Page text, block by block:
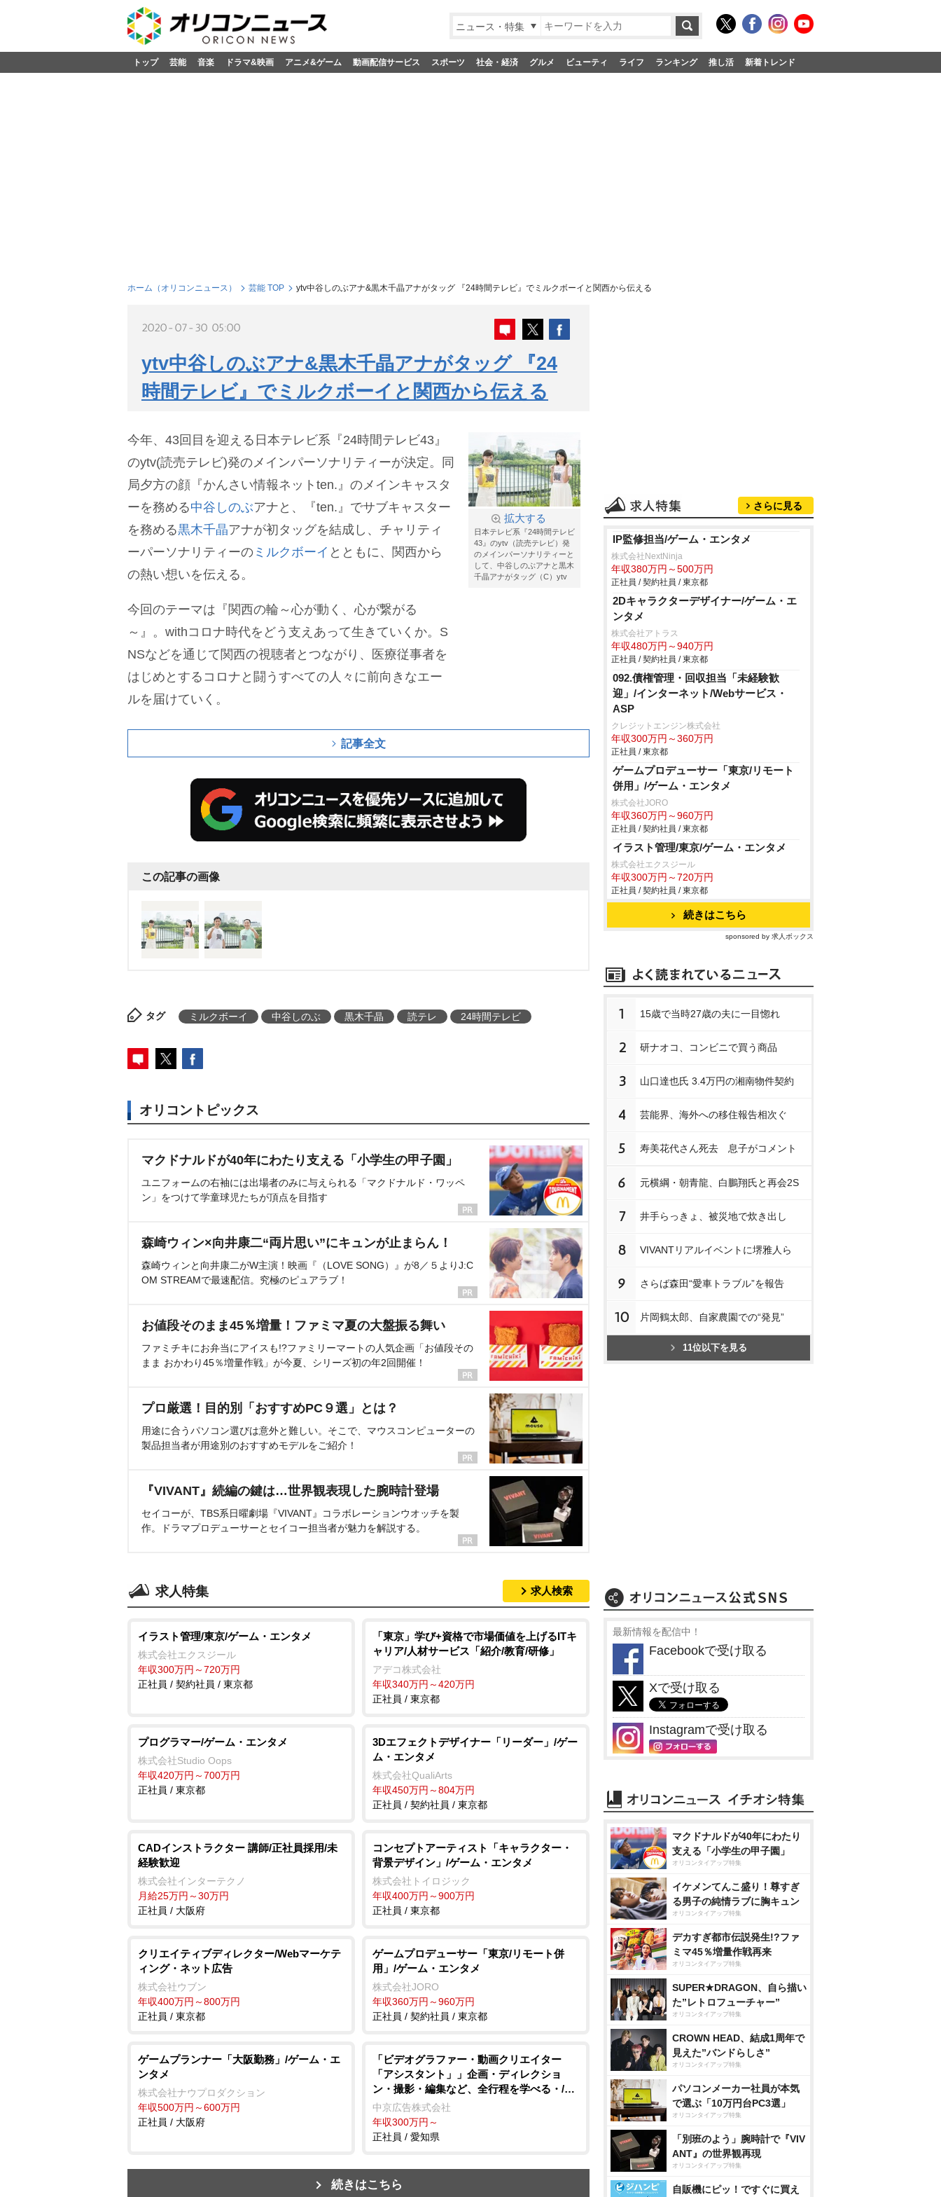
ニュース・特集
トップ 芸能 音楽 ドラマ&映画 アニメ&ゲーム 動画配信サービス スポーツ 社会・経済 グルメ ビューティ ライフ ランキング 推し活 新着トレンド
ホーム（オリコンニュース） 芸能 TOP ytv中谷しのぶアナ&黒木千晶アナがタッグ 『24時間テレビ』でミルクボーイと関西から伝える
2020-07-30 05:00
ytv中谷しのぶアナ&黒木千晶アナがタッグ 『24
時間テレビ』でミルクボーイと関西から伝える
拡大する
日本テレビ系『24時間テレビ
43』のytv（読売テレビ）発
のメインパーソナリティーと
して、中谷しのぶアナと黒木
千晶アナがタッグ（C）ytv
今年、43回目を迎える日本テレビ系『24時間テレビ43』
のytv(読売テレビ)発のメインパーソナリティーが決定。同
局夕方の顔『かんさい情報ネットten.』のメインキャスタ
ーを務める中谷しのぶアナと、『ten.』でサブキャスター
を務める黒木千晶アナが初タッグを結成し、チャリティ
ーパーソナリティーの ミルクボーイ とともに、関西から
の熱い想いを伝える。
今回のテーマは『関西の輪～心が動く、心が繋がる
～』。withコロナ時代をどう支えあって生きていくか。S
NSなどを通じて関西の視聴者とつながり、医療従事者を
はじめとするコロナと闘うすべての人々に前向きなエー
ルを届けていく。
記事全文
この記事の画像
タグ ミルクボーイ 中谷しのぶ 黒木千晶 読テレ 24時間テレビ
オリコントピックス
マクドナルドが40年にわたり支える「小学生の甲子園」
ユニフォームの右袖には出場者のみに与えられる「マクドナルド・ワッペ
ン」をつけて学童球児たちが頂点を目指す
森崎ウィン×向井康二“両片思い”にキュンが止まらん！
森崎ウィンと向井康二がW主演！映画『（LOVE SONG）』が8／５よりJ:C
OM STREAMで最速配信。究極のピュアラブ！
お値段そのまま45％増量！ファミマ夏の大盤振る舞い
ファミチキにお弁当にアイスも!?ファミリーマートの人気企画「お値段その
まま おかわり45％増量作戦」が今夏、シリーズ初の年2回開催！
プロ厳選！目的別「おすすめPC９選」とは？
用途に合うパソコン選びは意外と難しい。そこで、マウスコンピューターの
製品担当者が用途別のおすすめモデルをご紹介！
『VIVANT』続編の鍵は…世界観表現した腕時計登場
セイコーが、TBS系日曜劇場『VIVANT』コラボレーションウオッチを製
作。ドラマプロデューサーとセイコー担当者が魅力を解説する。
求人特集 求人検索
イラスト管理/東京/ゲーム・エンタメ
株式会社エクスジール
年収300万円～720万円
正社員 / 契約社員 / 東京都
「東京」学び+資格で市場価値を上げるITキ
ャリア/人材サービス「紹介/教育/研修」
アデコ株式会社
年収340万円～420万円
正社員 / 東京都
プログラマー/ゲーム・エンタメ
株式会社Studio Oops
年収420万円～700万円
正社員 / 東京都
3Dエフェクトデザイナー「リーダー」/ゲー
ム・エンタメ
株式会社QualiArts
年収450万円～804万円
正社員 / 契約社員 / 東京都
CADインストラクター 講師/正社員採用/未
経験歓迎
株式会社インターテクノ
月給25万円～30万円
正社員 / 大阪府
コンセプトアーティスト「キャラクター・
背景デザイン」/ゲーム・エンタメ
株式会社トイロジック
年収400万円～900万円
正社員 / 東京都
クリエイティブディレクター/Webマーケテ
ィング・ネット広告
株式会社ウブン
年収400万円～800万円
正社員 / 東京都
ゲームプロデューサー「東京/リモート併
用」/ゲーム・エンタメ
株式会社JORO
年収360万円～960万円
正社員 / 契約社員 / 東京都
ゲームプランナー「大阪勤務」/ゲーム・エ
ンタメ
株式会社ナウプロダクション
年収500万円～600万円
正社員 / 大阪府
「ビデオグラファー・動画クリエイター
「アシスタント」」企画・ディレクショ
ン・撮影・編集など、全行程を学べる・/広
告・デザイン・イベント
中京広告株式会社
年収300万円～
正社員 / 愛知県
続きはこちら
さらに見る
IP監修担当/ゲーム・エンタメ
株式会社NextNinja
年収380万円～500万円
正社員 / 契約社員 / 東京都
2Dキャラクターデザイナー/ゲーム・エ
ンタメ
株式会社アトラス
年収480万円～940万円
正社員 / 契約社員 / 東京都
092.債権管理・回収担当「未経験歓
迎」/インターネット/Webサービス・
ASP
クレジットエンジン株式会社
年収300万円～360万円
正社員 / 東京都
ゲームプロデューサー「東京/リモート
併用」/ゲーム・エンタメ
株式会社JORO
年収360万円～960万円
正社員 / 契約社員 / 東京都
イラスト管理/東京/ゲーム・エンタメ
株式会社エクスジール
年収300万円～720万円
正社員 / 契約社員 / 東京都
続きはこちら
sponsored by 求人ボックス
1 15歳で当時27歳の夫に一目惚れ
2 研ナオコ、コンビニで買う商品
3 山口達也氏 3.4万円の湘南物件契約
4 芸能界、海外への移住報告相次ぐ
5 寿美花代さん死去 息子がコメント
6 元横綱・朝青龍、白鵬翔氏と再会2S
7 井手らっきょ、被災地で炊き出し
8 VIVANTリアルイベントに堺雅人ら
9 さらば森田“愛車トラブル”を報告
10 片岡鶴太郎、自家農園での“発見”
11位以下を見る
最新情報を配信中！
Facebookで受け取る
Xで受け取る
Instagramで受け取る
マクドナルドが40年にわたり
支える「小学生の甲子園」
オリコンタイアップ特集
イケメンてんこ盛り！尊すぎ
る男子の純情ラブに胸キュン
オリコンタイアップ特集
デカすぎ都市伝説発生!?ファ
ミマ45％増量作戦再来
オリコンタイアップ特集
SUPER★DRAGON、自ら描い
た”レトロフューチャー”
オリコンタイアップ特集
CROWN HEAD、結成1周年で
見えた”バンドらしさ”
オリコンタイアップ特集
パソコンメーカー社員が本気
で選ぶ「10万円台PC3選」
オリコンタイアップ特集
「別班のよう」腕時計で『VIV
ANT』の世界観再現
オリコンタイアップ特集
自販機にピッ！ですぐに買え